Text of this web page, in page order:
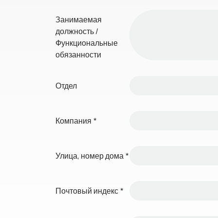
Занимаемая
должность /
Функциональные
обязанности
Отдел
Компания *
Улица, номер дома*
Почтовый индекс*